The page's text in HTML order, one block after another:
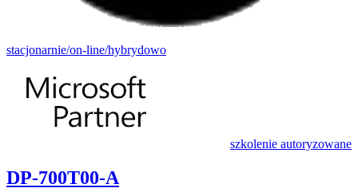
stacjonarnie/on-line/hybrydowo
szkolenie autoryzowane
DP-700T00-A